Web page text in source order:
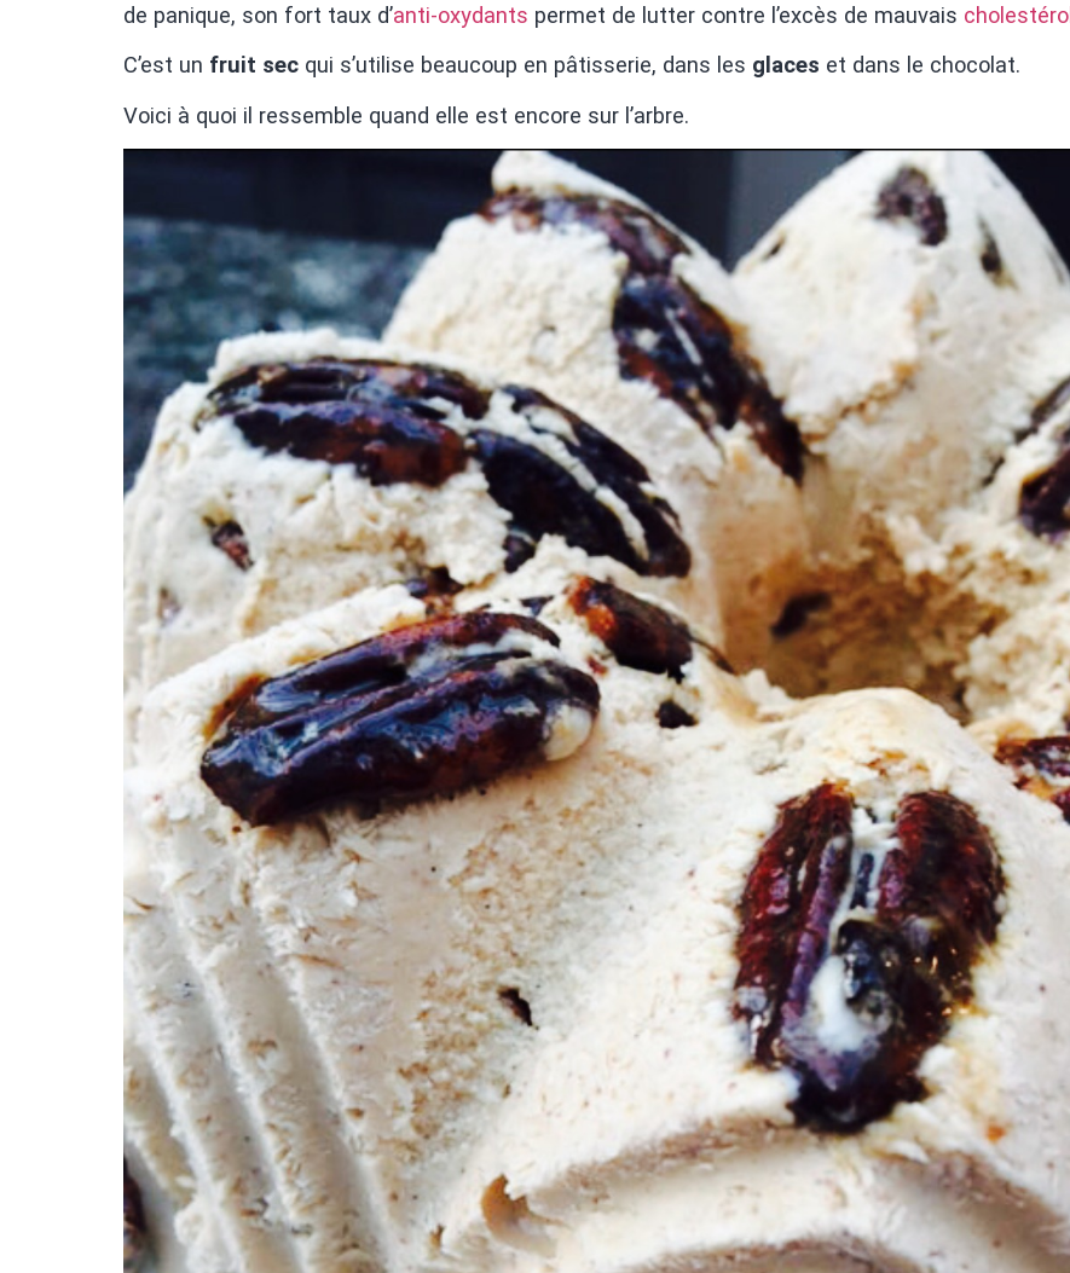
de panique, son fort taux d’anti-oxydants permet de lutter contre l’excès de mauvais cholestérol
C’est un fruit sec qui s’utilise beaucoup en pâtisserie, dans les glaces et dans le chocolat.
Voici à quoi il ressemble quand elle est encore sur l’arbre.